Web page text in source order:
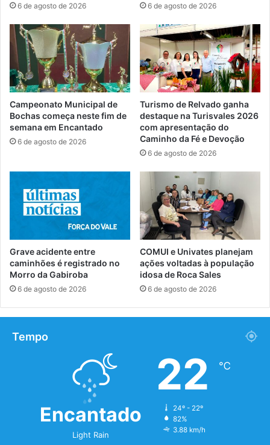
6 de agosto de 2026 6 de agosto de 2026
Campeonato Municipal de
Bochas começa neste fim de
semana em Encantado
6 de agosto de 2026
Turismo de Relvado ganha
destaque na Turisvales 2026
com apresentação do
Caminho da Fé e Devoção
6 de agosto de 2026
Grave acidente entre
caminhões é registrado no
Morro da Gabiroba
6 de agosto de 2026
COMUI e Univates planejam
ações voltadas à população
idosa de Roca Sales
6 de agosto de 2026
Tempo
Encantado
Light Rain
22 ℃
24º - 22º
82%
3.88 km/h